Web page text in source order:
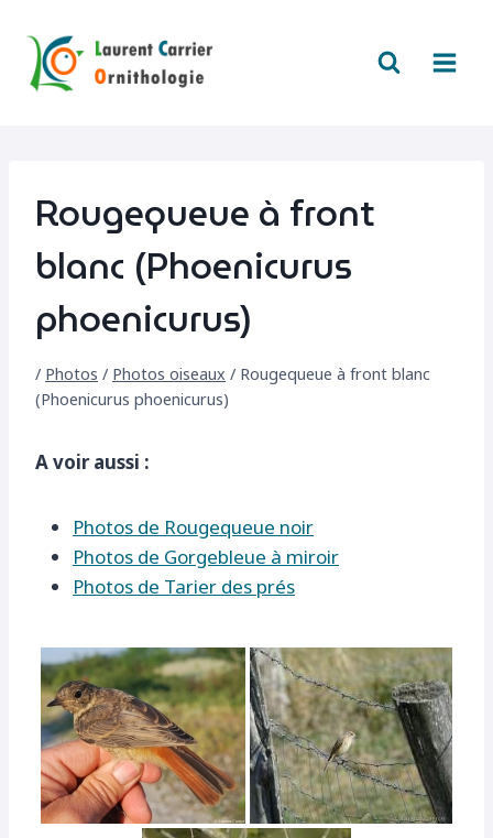
contenu
Rougequeue à front
blanc (Phoenicurus
phoenicurus)
/ Photos / Photos oiseaux / Rougequeue à front blanc
(Phoenicurus phoenicurus)
A voir aussi :
Photos de Rougequeue noir
Photos de Gorgebleue à miroir
Photos de Tarier des prés